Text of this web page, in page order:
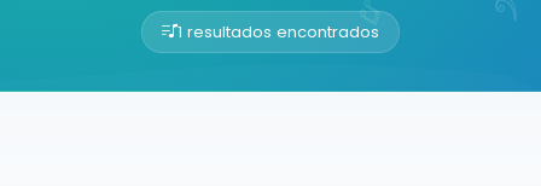
1 resultados encontrados
Buscador de músicos